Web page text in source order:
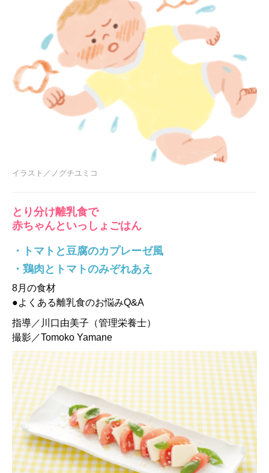
イラスト／ノグチユミコ
とり分け離乳食で
赤ちゃんといっしょごはん
・トマトと豆腐のカプレーゼ風
・鶏肉とトマトのみぞれあえ
8月の食材
●よくある離乳食のお悩みQ&A
指導／川口由美子（管理栄養士）
撮影／Tomoko Yamane